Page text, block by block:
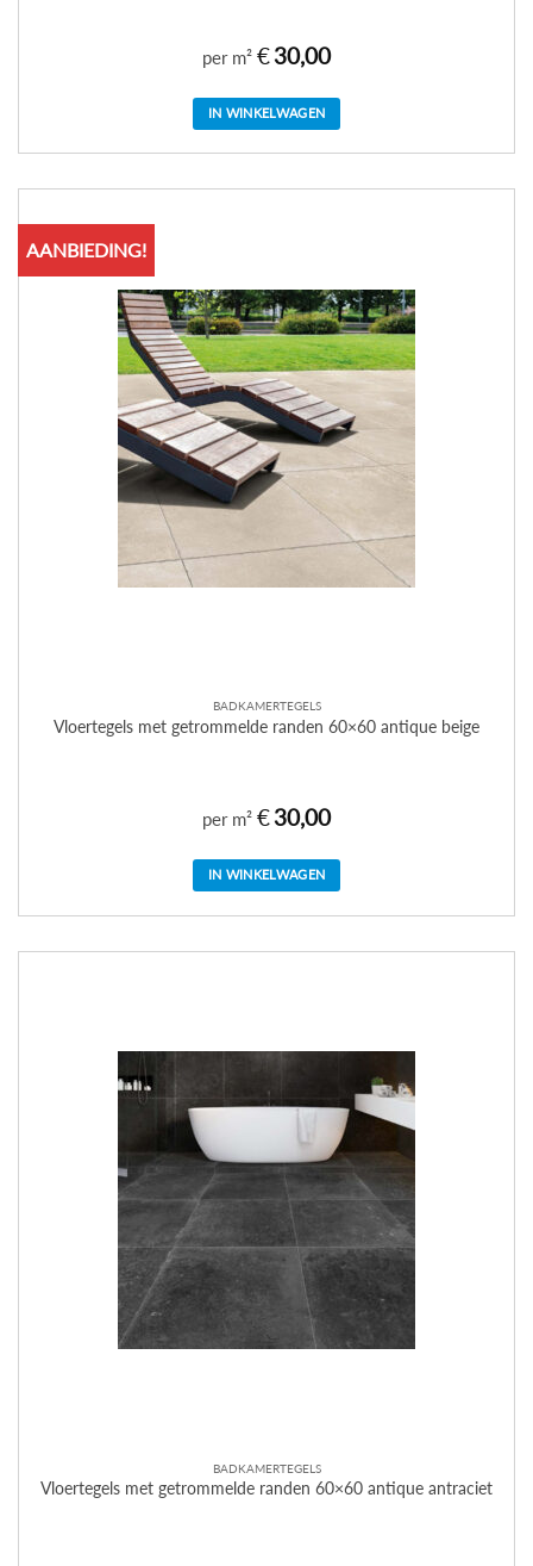
per m² €30,00
IN WINKELWAGEN
AANBIEDING!
BADKAMERTEGELS
Vloertegels met getrommelde randen 60×60 antique beige
per m² €30,00
IN WINKELWAGEN
BADKAMERTEGELS
Vloertegels met getrommelde randen 60×60 antique antraciet